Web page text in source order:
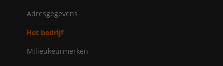
Adresgegevens
Het bedrijf
Milieukeurmerken